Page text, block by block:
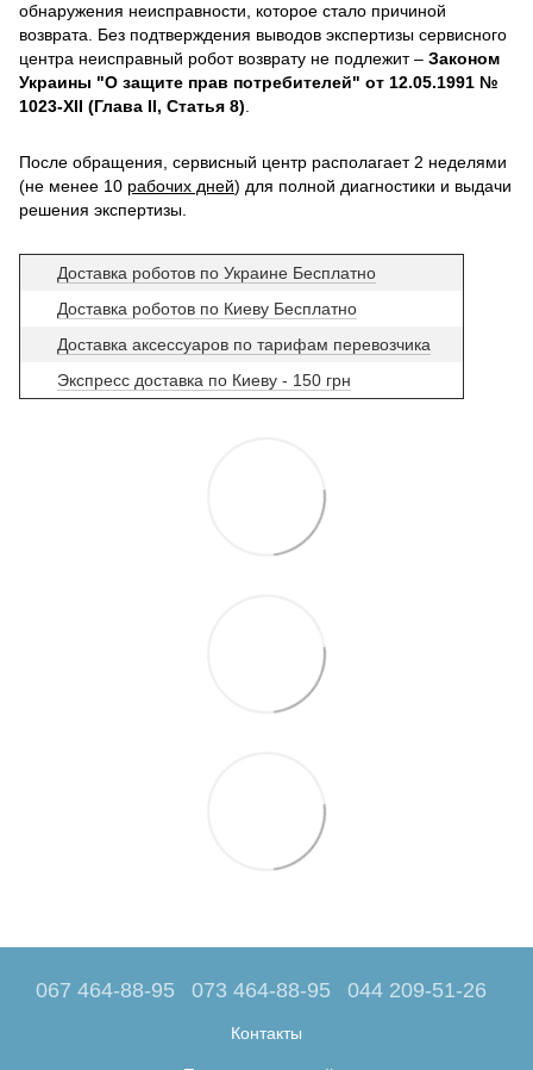
обнаружения неисправности, которое стало причиной
возврата. Без подтверждения выводов экспертизы сервисного
центра неисправный робот возврату не подлежит – Законом
Украины "О защите прав потребителей" от 12.05.1991 №
1023-XII (Глава II, Статья 8)
После обращения, сервисный центр располагает 2 неделями
(не менее 10 рабочих дней) для полной диагностики и выдачи
решения экспертизы.
Доставка роботов по Украине Бесплатно
Доставка роботов по Киеву Бесплатно
Доставка аксессуаров по тарифам перевозчика
Экспресс доставка по Киеву - 150 грн
067 464-88-95 073 464-88-95 044 209-51-26
Контакты